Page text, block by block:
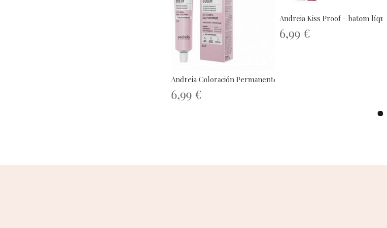
Andreia Coloración Permanente 100ml...
6,99 €
Andreia Kiss Proof - batom
6,99 €